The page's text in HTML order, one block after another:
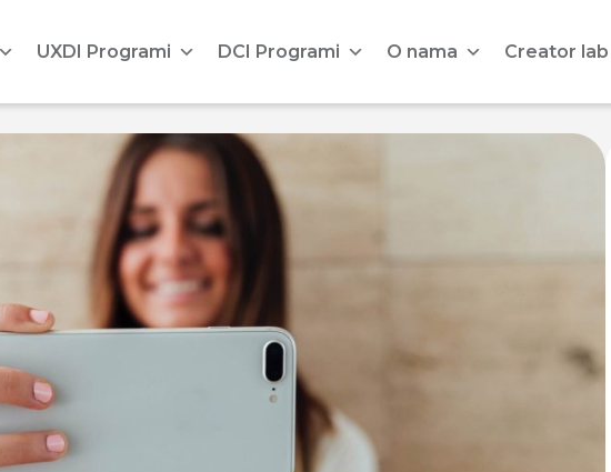
UXDI Programi DCI Programi O nama Creator lab